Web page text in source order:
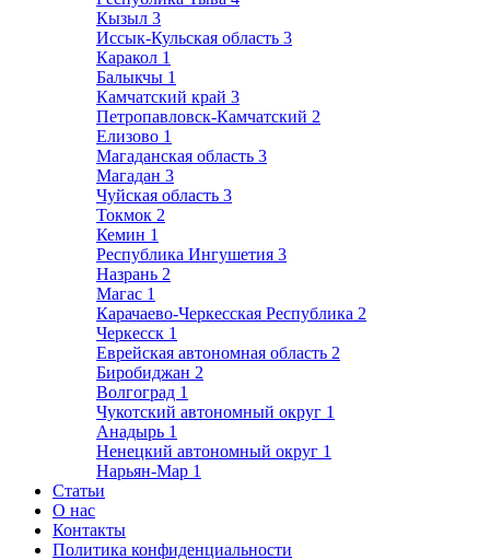
Кызыл 3
Иссык-Кульская область 3
Каракол 1
Балыкчы 1
Камчатский край 3
Петропавловск-Камчатский 2
Елизово 1
Магаданская область 3
Магадан 3
Чуйская область 3
Токмок 2
Кемин 1
Республика Ингушетия 3
Назрань 2
Магас 1
Карачаево-Черкесская Республика 2
Черкесск 1
Еврейская автономная область 2
Биробиджан 2
Волгоград 1
Чукотский автономный округ 1
Анадырь 1
Ненецкий автономный округ 1
Нарьян-Мар 1
Статьи
О нас
Контакты
Политика конфиденциальности